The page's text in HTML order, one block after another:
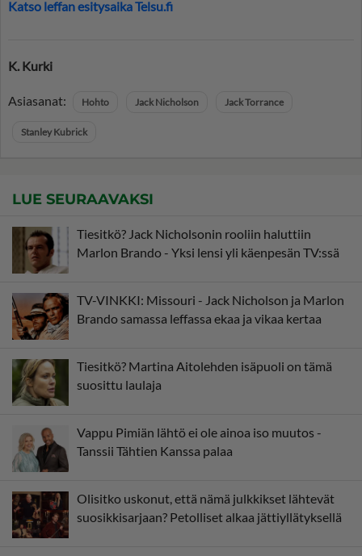
Katso leffan esitysaika Telsu.fi
K. Kurki
Asiasanat: Hohto Jack Nicholson Jack Torrance
Stanley Kubrick
LUE SEURAAVAKSI
Tiesitkö? Jack Nicholsonin rooliin haluttiin
Marlon Brando - Yksi lensi yli käenpesän TV:ssä
TV-VINKKI: Missouri - Jack Nicholson ja Marlon
Brando samassa leffassa ekaa ja vikaa kertaa
Tiesitkö? Martina Aitolehden isäpuoli on tämä
suosittu laulaja
Vappu Pimiän lähtö ei ole ainoa iso muutos -
Tanssii Tähtien Kanssa palaa
Olisitko uskonut, että nämä julkkikset lähtevät
suosikkisarjaan? Petolliset alkaa jättiyllätyksellä